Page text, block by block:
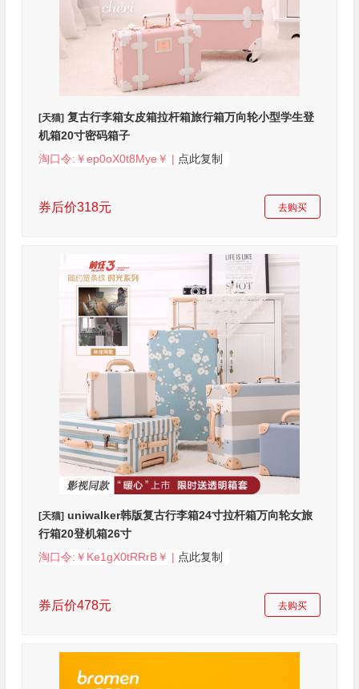
[天猫]复古行李箱女皮箱拉杆箱旅行箱万向轮小型学生登
机箱20寸密码箱子
淘口令:￥ep0oX0t8Mye￥ | 点此复制
券后价318元 去购买
[天猫]uniwalker韩版复古行李箱24寸拉杆箱万向轮女旅
行箱20登机箱26寸
淘口令:￥Ke1gX0tRRrB￥ | 点此复制
券后价478元 去购买